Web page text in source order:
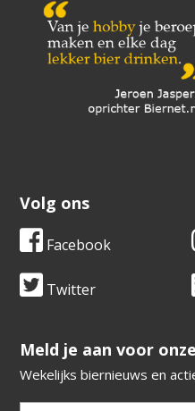
Volg ons
Facebook
Twitter
​​​​​​​Meld je aan voor
Wekelijks biernieuws en